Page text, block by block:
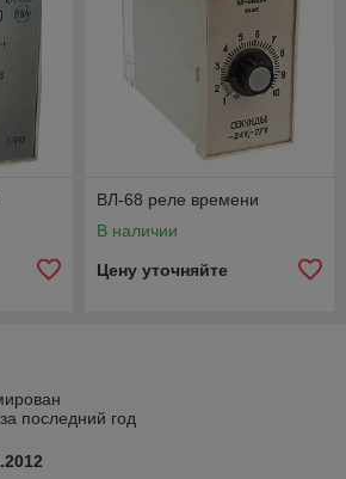
ВЛ-68 реле времени
В наличии
Цену уточняйте
последний год